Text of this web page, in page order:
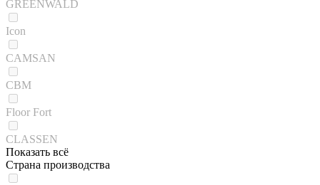
GREENWALD
Icon
CAMSAN
CBM
Floor Fort
CLASSEN
Показать всё
Страна производства